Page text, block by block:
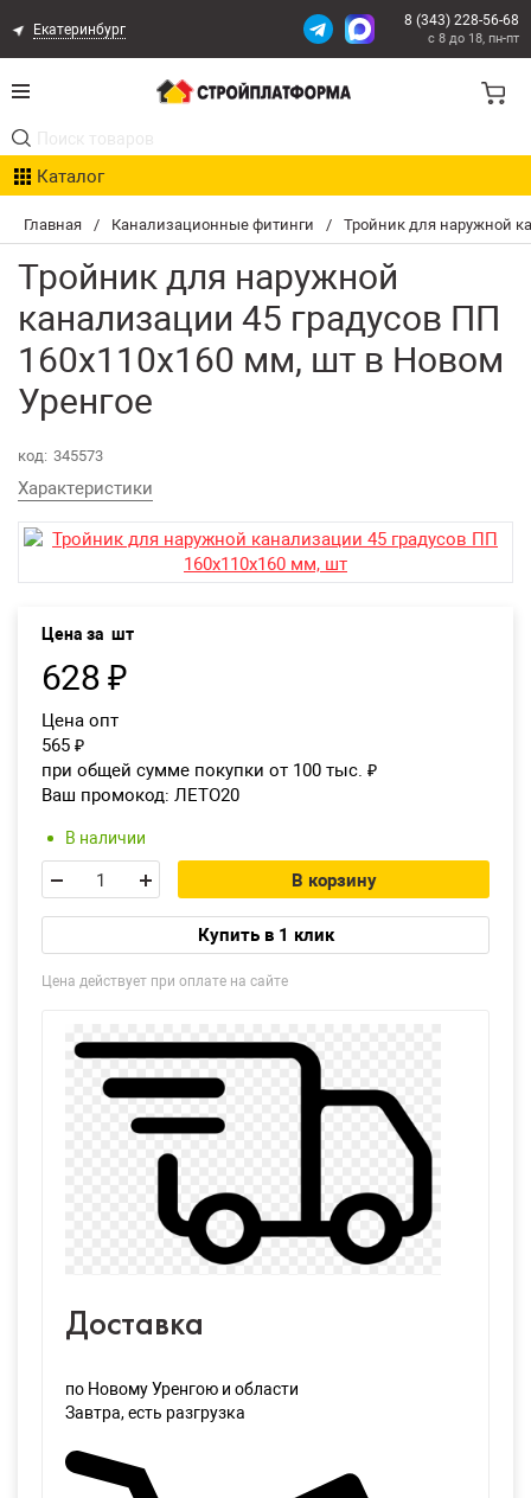
Главная / Канализационные фитинги / Тройник для наружной
Тройник для наружной
канализации 45 градусов ПП
160х110х160 мм, шт в Новом
Уренгое
код: 345573
Характеристики
Цена за шт
628 ₽
Цена опт
565 ₽
при общей сумме покупки от 100 тыс. ₽
Ваш промокод: ЛЕТО20
В наличии
В корзину
Купить в 1 клик
Цена действует при оплате на сайте
Доставка
по Новому Уренгою и области
Завтра, есть разгрузка
Екатеринбург
8 (343) 228-56-68
с 8 до 18, пн-пт
Каталог
Акции
Расчет доставки
Организациям
Опыт поставок
Статьи
Контакты
Возврат товара
Екатеринбург